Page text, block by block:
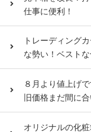
仕事に便利！
トレーディング
な勢い！ベスト
８月より値上げ
旧価格まだ間に合
オリジナルの化